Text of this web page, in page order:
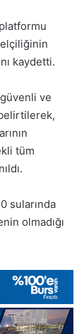
kaydetti.
ve
tüm
sularında
olmadığı